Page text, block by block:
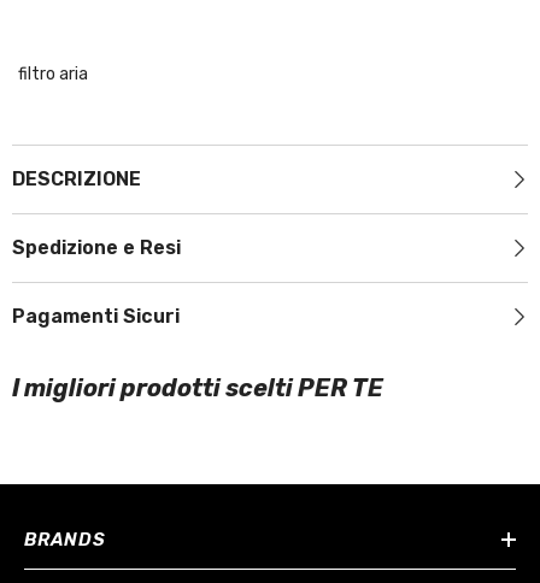
filtro aria
DESCRIZIONE
Spedizione e Resi
Pagamenti Sicuri
I migliori prodotti scelti PER TE
BRANDS